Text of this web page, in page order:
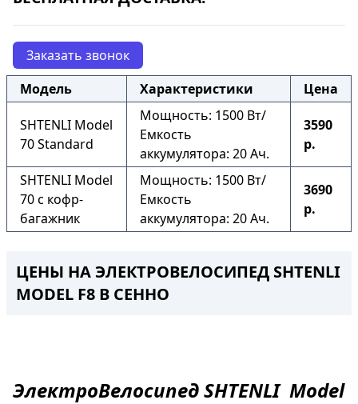
Заказать звонок
Модель
Характеристики Цена
SHTENLI Model
70 Standard
Мощность: 1500 Вт/
Емкость
аккумулятора: 20 Ач.
3590
р.
SHTENLI Model
70 с кофр-
багажник
Мощность: 1500 Вт/
Емкость
аккумулятора: 20 Ач.
3690
р.
ЦЕНЫ НА ЭЛЕКТРОВЕЛОСИПЕД SHTENLI
MODEL F8 В СЕННО
ЭлектроВелосипедSHTENLI Model